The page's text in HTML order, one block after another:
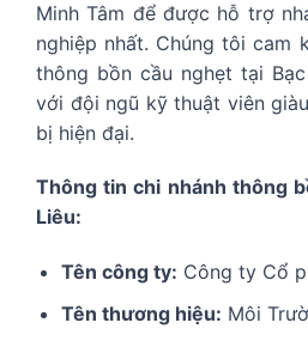
Minh Tâm để được hỗ trợ
nghiệp nhất. Chúng tôi cam
thông bồn cầu nghẹt tại
với đội ngũ kỹ thuật viên
bị hiện đại.
Thông tin chi nhánh thông
Liêu:
Tên công ty: Công ty Cổ
Tên thương hiệu: Môi